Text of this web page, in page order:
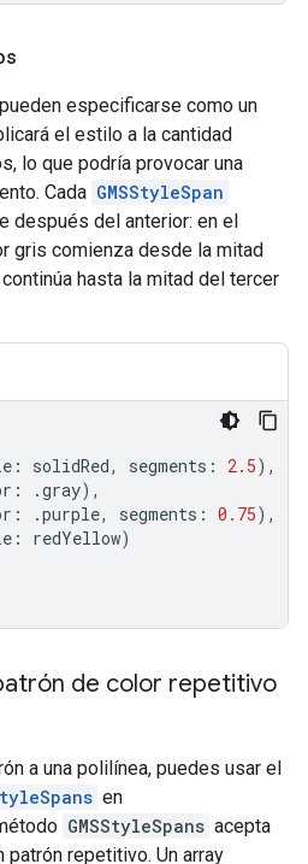
especificarse como un
el estilo a la cantidad
lo que podría provocar una
Cada GMSStyleSpan
después del anterior: en el
gris comienza desde la mitad
hasta la mitad del tercer
: solidRed, segments : 2.5),
: .gray),
: .purple, segments : 0.75),
: redYellow)
de color repetitivo
a una polilínea, puedes usar el
en
GMSStyleSpans acepta
repetitivo. Un array